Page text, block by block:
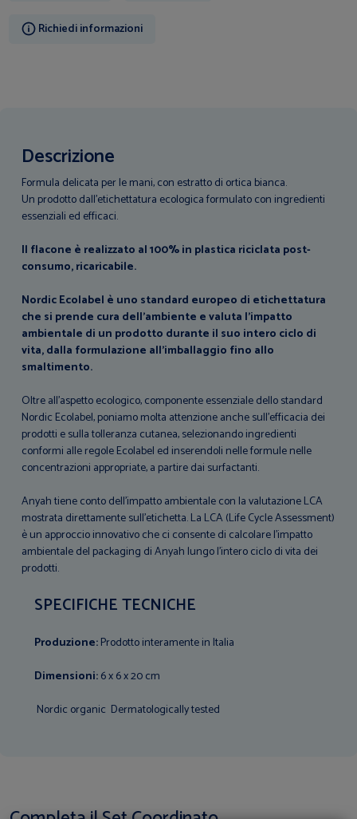
Richiedi informazioni
Descrizione
Formula delicata per le mani, con estratto di ortica bianca.
Un prodotto dall’etichettatura ecologica formulato con ingredienti
essenziali ed efficaci.
Il flacone è realizzato al 100% in plastica riciclata post-
consumo, ricaricabile.
Nordic Ecolabel è uno standard europeo di etichettatura
che si prende cura dell'ambiente e valuta l’impatto
ambientale di un prodotto durante il suo intero ciclo di
vita, dalla formulazione all'imballaggio fino allo
smaltimento.
Oltre all'aspetto ecologico, componente essenziale dello standard
Nordic Ecolabel, poniamo molta attenzione anche sull'efficacia dei
prodotti e sulla tolleranza cutanea, selezionando ingredienti
conformi alle regole Ecolabel ed inserendoli nelle formule nelle
concentrazioni appropriate, a partire dai surfactanti.
Anyah tiene conto dell'impatto ambientale con la valutazione LCA
mostrata direttamente sull'etichetta. La LCA (Life Cycle Assessment)
è un approccio innovativo che ci consente di calcolare l'impatto
ambientale del packaging di Anyah lungo l'intero ciclo di vita dei
prodotti.
SPECIFICHE TECNICHE
Produzione:Prodotto interamente in Italia
Dimensioni:6 x 6 x 20 cm
Nordic organic Dermatologically tested